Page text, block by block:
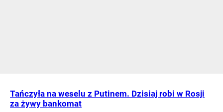
Tańczyła na weselu z Putinem. Dzisiaj robi w Rosji
za żywy bankomat